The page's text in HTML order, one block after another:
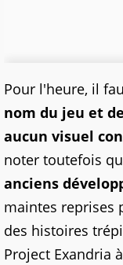
Pour l'heure, il
nom du jeu et
aucun visuel
noter toutefois
anciens
maintes reprises
des histoires
Project Exandria